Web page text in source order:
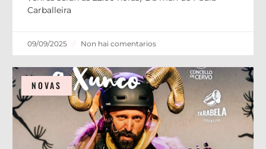
Carballeira
09/09/2025 Non hai comentarios
NOVAS